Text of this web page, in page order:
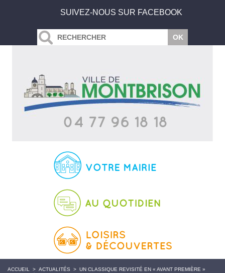
SUIVEZ-NOUS SUR FACEBOOK
ACCUEIL > ACTUALITÉS > UN CLASSIQUE REVISITÉ EN « AVANT PREMIÈRE »